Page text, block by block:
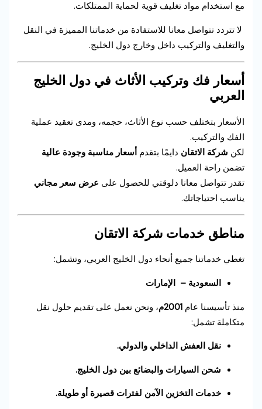
مع استخدام مواد تغليف قوية لحماية الممتلكات.
لا تتردد تتواصل معانا للاستفادة من خدماتنا المميزة في النقل
والتغليف والتركيب داخل وخارج دول الخليج.
أسعار فك وتركيب الأثاث في دول الخليج
العربي
الأسعار بتختلف حسب نوع الأثاث، حجمه، ومدى تعقيد عملية
الفك والتركيب.
لكن شركة الاتقان دايمًا بتقدم أسعار مناسبة وجودة عالية
تضمن راحة العميل.
تقدر تتواصل معانا دلوقتي للحصول على عرض سعر مجاني
يناسب احتياجاتك.
مناطق خدمات شركة الاتقان
تغطي خدماتنا جميع أنحاء دول الخليج العربي، وتشمل:
السعودية – الإمارات
منذ تأسيسنا عام2001م ، ونحن نعمل على تقديم حلول نقل
متكاملة تشمل:
نقل العفش الداخلي والدولي.
شحن السيارات والبضائع بين دول الخليج.
خدمات التخزين الآمن لفترات قصيرة أو طويلة.